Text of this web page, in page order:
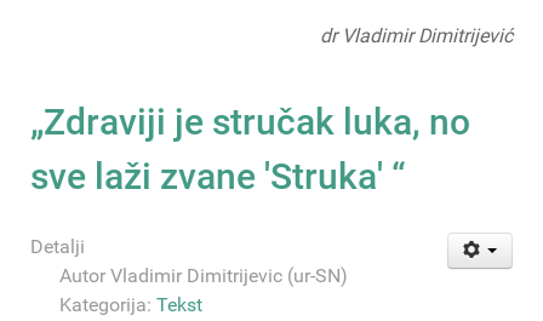
dr Vladimir Dimitrijević
„Zdraviji je stručak luka, no
sve laži zvane 'Struka' “
Detalji
Autor Vladimir Dimitrijevic (ur-SN)
Kategorija: Tekst